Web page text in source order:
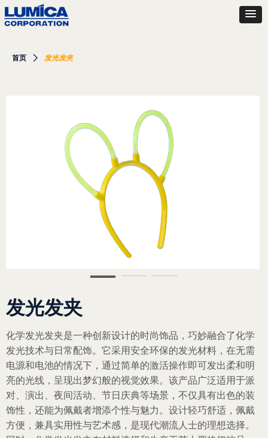
首页 ꄲ 发光发夹
发光发夹
化学发光发夹是一种创新设计的时尚饰品，巧妙融合了化学
发光技术与日常配饰。它采用安全环保的发光材料，在无需
电源和电池的情况下，通过简单的激活操作即可发出柔和明
亮的光线，呈现出梦幻般的视觉效果。该产品广泛适用于派
对、演出、夜间活动、节日庆典等场景，不仅具有出色的装
饰性，还能为佩戴者增添个性与魅力。设计轻巧舒适，佩戴
方便，兼具实用性与艺术感，是现代潮流人士的理想选择。